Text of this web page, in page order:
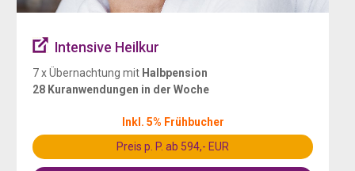
Intensive Heilkur
7 x Übernachtung mit Halbpension
28 Kuranwendungen in der Woche
Inkl. 5% Frühbucher
Preis p. P. ab 594,- EUR